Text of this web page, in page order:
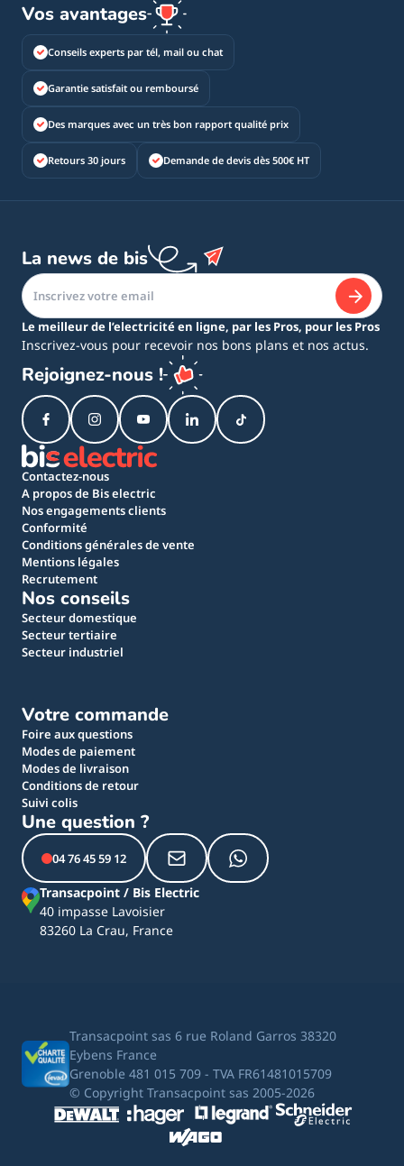
Vos avantages
Conseils experts par tél, mail ou chat
Garantie satisfait ou remboursé
Des marques avec un très bon rapport qualité prix
Retours 30 jours Demande de devis dès 500€ HT
La news de bis
Le meilleur de l’electricité en ligne, par les Pros, pour les Pros
Inscrivez-vous pour recevoir nos bons plans et nos actus.
Rejoignez-nous !
Contactez-nous
A propos de Bis electric
Nos engagements clients
Conformité
Conditions générales de vente
Mentions légales
Recrutement
Nos conseils
Secteur domestique
Secteur tertiaire
Secteur industriel
Votre commande
Foire aux questions
Modes de paiement
Modes de livraison
Conditions de retour
Suivi colis
Une question ?
04 76 45 59 12
Transacpoint / Bis Electric
40 impasse Lavoisier
83260 La Crau, France
Transacpoint sas 6 rue Roland Garros 38320
Eybens France
Grenoble 481 015 709 - TVA FR61481015709
© Copyright Transacpoint sas 2005-2026